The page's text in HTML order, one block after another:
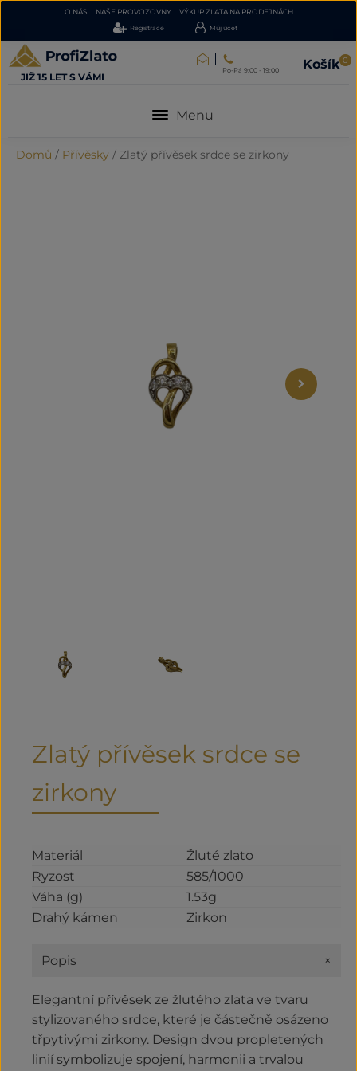
O NÁS NAŠE PROVOZOVNY VÝKUP ZLATA NA PRODEJNÁCH
Registrace Můj účet
JIŽ 15 LET S VÁMI
Po-Pá 9:00 - 19:00 Košík 0
Menu
Domů / Přívěsky / Zlatý přívěsek srdce se zirkony
Zlatý přívěsek srdce se
zirkony
Materiál
Žluté zlato
Ryzost
585/1000
Váha (g)
1.53g
Drahý kámen
Zirkon
Popis +
Elegantní přívěsek ze žlutého zlata ve tvaru
stylizovaného srdce, které je částečně osázeno
třpytivými zirkony. Design dvou propletených
linií symbolizuje spojení, harmonii a trvalou